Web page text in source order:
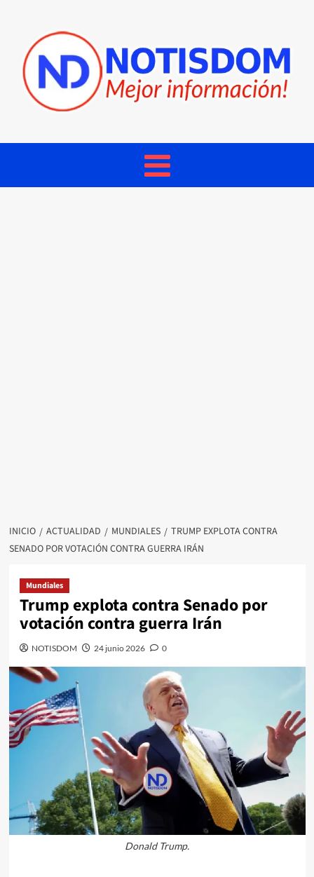
INICIO ACTUALIDAD MUNDIALES
TRUMP EXPLOTA CONTRA
SENADO POR VOTACIÓN CONTRA GUERRA IRÁN
Mundiales
Trump explota contra Senado por
votación contra guerra Irán
NOTISDOM 24 junio 2026 0
Donald Trump.